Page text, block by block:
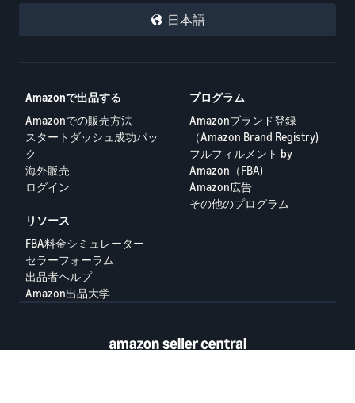
何卒、機械的な判定ではなく、実際の取引履歴やメッセージの内容
該当のケースIDは 3478727593 です。こちらに返金記録やメッセー
ジ履歴も全て紐付いております。どうかもう一度、人間の目でご確
認いただき、不当なフィードバックを削除していただけますよう、
心よりお願い申し上げます。
長文になりましたが、最後までお読みいただきありがとうございま
す。同じような経験をされた先輩セラーの皆様からも、何かアドバ
イスをいただければ幸いです。
どうぞよろしくお願いいたします。
Joyce
日本語
Amazonで出品する
Amazonでの販売方法
スタートダッシュ成功パッ
ク
海外販売
ログイン
プログラム
Amazonブランド登録
（Amazon Brand Registry)
フルフィルメント by
Amazon（FBA)
Amazon広告
その他のプログラム
リソース
FBA料金シミュレーター
セラーフォーラム
出品者ヘルプ
Amazon出品大学